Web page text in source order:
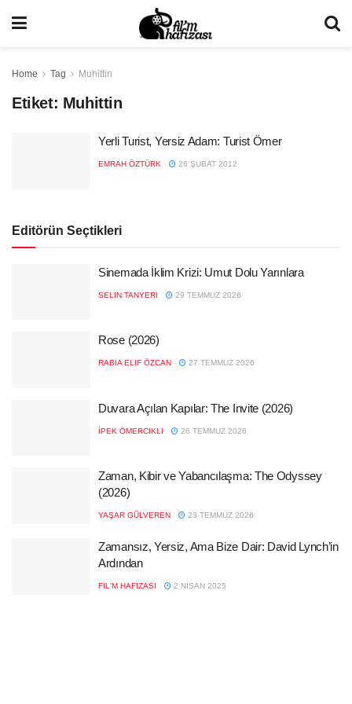
Home Tag Muhittin
Etiket: Muhittin
Yerli Turist, Yersiz Adam: Turist Ömer
EMRAH ÖZTÜRK 26 ŞUBAT 2012
Editörün Seçtikleri
Sinemada İklim Krizi: Umut Dolu Yarınlara
SELIN TANYERI 29 TEMMUZ 2026
Rose (2026)
RABIA ELIF ÖZCAN 27 TEMMUZ 2026
Duvara Açılan Kapılar: The Invite (2026)
İPEK ÖMERCIKLI 26 TEMMUZ 2026
Zaman, Kibir ve Yabancılaşma: The Odyssey
(2026)
YAŞAR GÜLVEREN 23 TEMMUZ 2026
Zamansız, Yersiz, Ama Bize Dair: David Lynch’in
Ardından
FIL'M HAFIZASI 2 NISAN 2025